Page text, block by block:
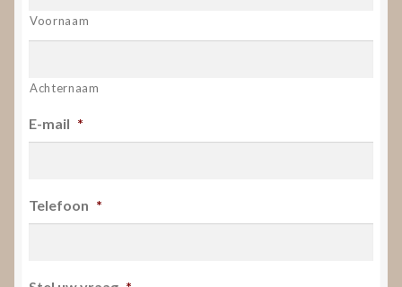
Voornaam
Achternaam
E-mail *
Telefoon *